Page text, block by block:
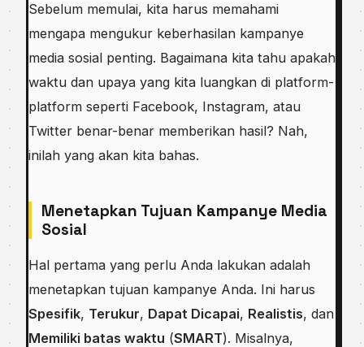
Sebelum memulai, kita harus memahami
mengapa mengukur keberhasilan kampanye
media sosial penting. Bagaimana kita tahu apakah
waktu dan upaya yang kita luangkan di platform-
platform seperti Facebook, Instagram, atau
Twitter benar-benar memberikan hasil? Nah,
inilah yang akan kita bahas.
Menetapkan Tujuan Kampanye Media
Sosial
Hal pertama yang perlu Anda lakukan adalah
menetapkan tujuan kampanye Anda. Ini harus
Spesifik, Terukur, Dapat Dicapai, Realistis, dan
Memiliki batas waktu (SMART). Misalnya,